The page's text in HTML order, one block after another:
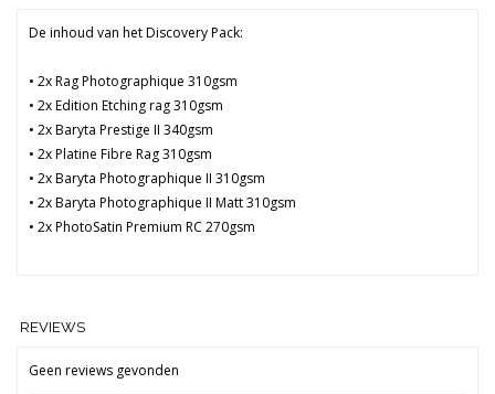
De inhoud van het Discovery Pack:
• 2x Rag Photographique 310gsm
• 2x Edition Etching rag 310gsm
• 2x Baryta Prestige II 340gsm
• 2x Platine Fibre Rag 310gsm
• 2x Baryta Photographique II 310gsm
• 2x Baryta Photographique II Matt 310gsm
• 2x PhotoSatin Premium RC 270gsm
REVIEWS
Geen reviews gevonden